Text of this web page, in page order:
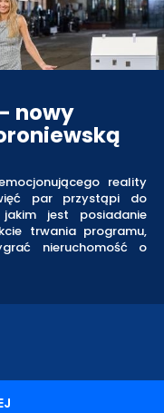
nowy
reality
par przystąpi do
jakim jest posiadanie
trwania programu,
nieruchomość o